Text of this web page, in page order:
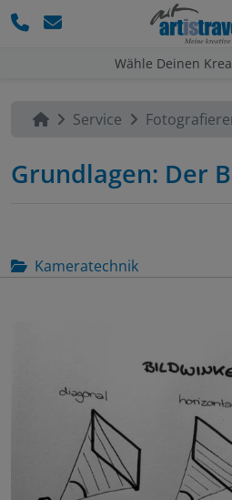
Wähle Deinen
Service
Grundlagen: Der
Kameratechnik